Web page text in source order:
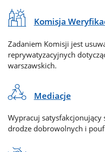
Komisja
Zadaniem Komisji jest
reprywatyzacyjnych
warszawskich.
Mediacje
Wypracuj
drodze dobrowolnych i